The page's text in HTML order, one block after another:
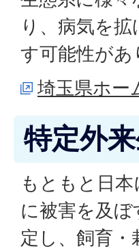
り、病気を
す可能性があ
埼玉県ホー
特定外
もともと日
に被害を及
定し、飼育・